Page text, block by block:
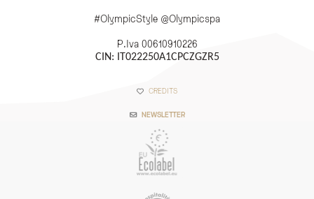
#OlympicStyle @Olympicspa
P.Iva 00610910226
CIN: IT022250A1CPCZGZR5
CREDITS
NEWSLETTER